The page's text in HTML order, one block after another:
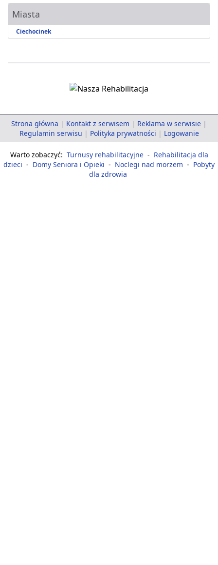
Miasta
Ciechocinek
Strona główna | Kontakt z serwisem | Reklama w serwisie |
Regulamin serwisu | Polityka prywatności | Logowanie
Warto zobaczyć: Turnusy rehabilitacyjne - Rehabilitacja dla
dzieci - Domy Seniora i Opieki - Noclegi nad morzem - Pobyty
dla zdrowia